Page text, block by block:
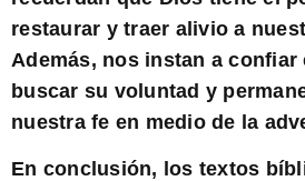
restaurar y traer alivio a
Además, nos instan a confiar
buscar su voluntad y
nuestra fe en medio de la
En conclusión, los textos